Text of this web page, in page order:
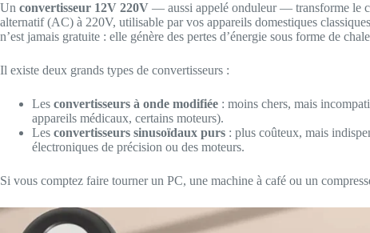
Un convertisseur 12V 220V — aussi appelé onduleur — transforme le
alternatif (AC) à 220V, utilisable par vos appareils domestiques
n’est jamais gratuite : elle génère des pertes d’énergie sous forme de
Il existe deux grands types de convertisseurs :
Les convertisseurs à onde modifiée : moins chers, mais
appareils médicaux, certains moteurs).
Les convertisseurs sinusoïdaux purs : plus coûteux, mais
électroniques de précision ou des moteurs.
Si vous comptez faire tourner un PC, une machine à café ou un